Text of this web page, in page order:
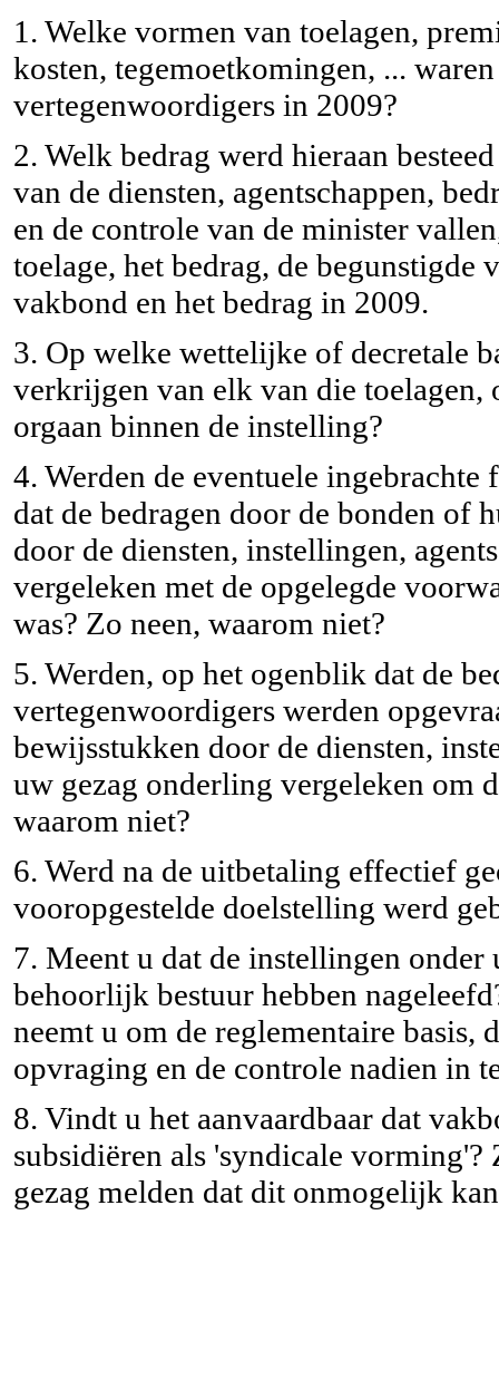
1. Welke vormen van toelagen,
kosten, tegemoetkomingen, ...
vertegenwoordigers in 2009?
2. Welk bedrag werd hieraan
van de diensten, agentschappen,
en de controle van de minister
toelage, het bedrag, de
vakbond en het bedrag in 2009.
3. Op welke wettelijke of decretale
verkrijgen van elk van die
orgaan binnen de instelling?
4. Werden de eventuele
dat de bedragen door de bonden of
door de diensten, instellingen,
vergeleken met de opgelegde
was? Zo neen, waarom niet?
5. Werden, op het ogenblik dat de
vertegenwoordigers werden
bewijsstukken door de diensten,
uw gezag onderling vergeleken om
waarom niet?
6. Werd na de uitbetaling effectief
vooropgestelde doelstelling werd
7. Meent u dat de instellingen onder
behoorlijk bestuur hebben
neemt u om de reglementaire basis,
opvraging en de controle nadien in
8. Vindt u het aanvaardbaar dat
subsidiëren als 'syndicale
gezag melden dat dit onmogelijk